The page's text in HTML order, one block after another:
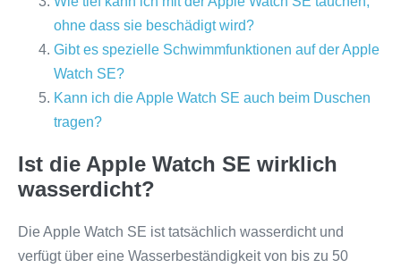
ohne dass sie beschädigt wird?
Gibt es spezielle Schwimmfunktionen auf der Apple
Watch SE?
Kann ich die Apple Watch SE auch beim Duschen
tragen?
Ist die Apple Watch SE wirklich
wasserdicht?
Die Apple Watch SE ist tatsächlich wasserdicht und
verfügt über eine Wasserbeständigkeit von bis zu 50